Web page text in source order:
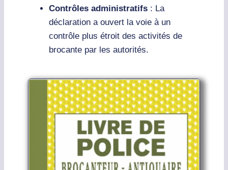
Contrôles administratifs : La
déclaration a ouvert la voie à un
contrôle plus étroit des activités de
brocante par les autorités.